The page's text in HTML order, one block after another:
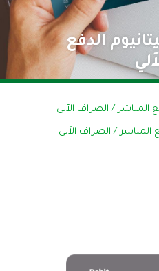
الدفع
المباشر / الصراف الآلي
المباشر / الصراف الاَلي